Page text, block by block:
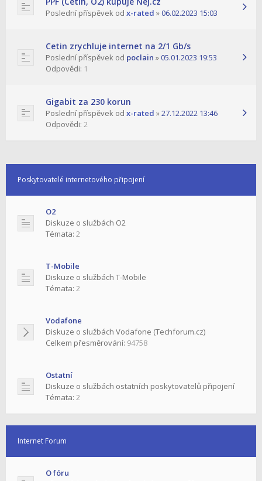
Poslední příspěvek od x-rated »06.02.2023 15:03
Cetin zrychluje internet na 2/1 Gb/s
Poslední příspěvek od poclain »05.01.2023 19:53
Odpovědi: 1
Gigabit za 230 korun
Poslední příspěvek od x-rated »27.12.2022 13:46
Odpovědi: 2
Poskytovatelé internetového připojení
O2
Diskuze o službách O2
Témata: 2
T-Mobile
Diskuze o službách T-Mobile
Témata: 2
Vodafone
Diskuze o službách Vodafone (Techforum.cz)
Celkem přesměrování: 94758
Ostatní
Diskuze o službách ostatních poskytovatelů připojení
Témata: 2
Internet Forum
O fóru